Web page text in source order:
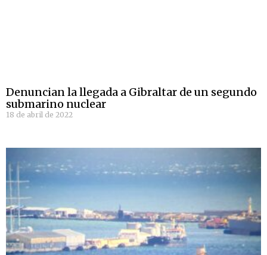
Denuncian la llegada a Gibraltar de un segundo
submarino nuclear
18 de abril de 2022